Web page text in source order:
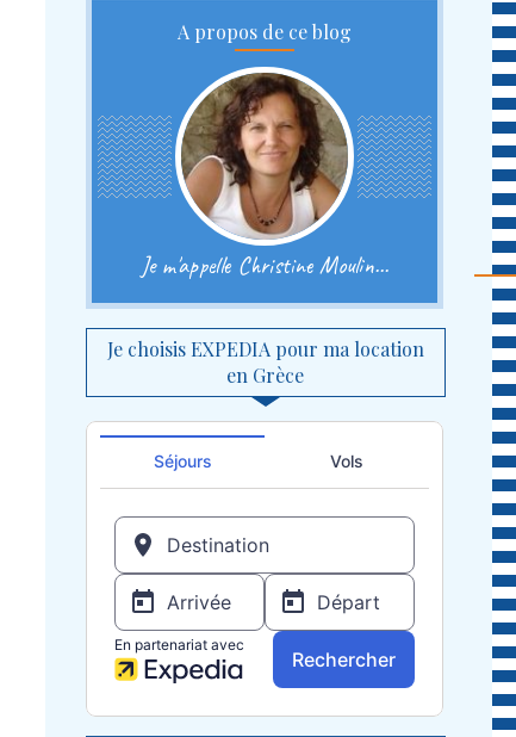
A propos de ce blog
Je m'appelle Christine Moulin...
Je choisis EXPEDIA pour ma location
en Grèce